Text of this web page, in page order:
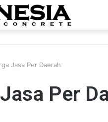
Jasa Per Daerah
Per